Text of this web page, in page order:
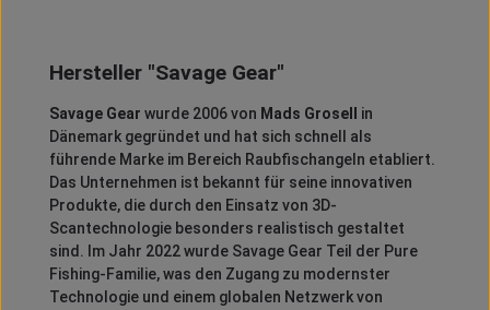
Hersteller "Savage Gear"
Savage Gear wurde 2006 von Mads Grosell
in
Dänemark gegründet und hat sich schnell als
führende Marke im Bereich Raubfischangeln etabliert.
Das Unternehmen ist bekannt für seine innovativen
Produkte, die durch den Einsatz von 3D-
Scantechnologie besonders realistisch gestaltet
sind.
Im Jahr 2022 wurde Savage Gear Teil der Pure
Fishing-Familie, was den Zugang zu modernster
Technologie und einem globalen Netzwerk von